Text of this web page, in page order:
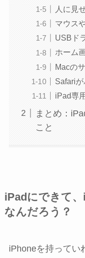
人に見
マウス
USBド
ホーム
Macの
Safari
iPad専
まとめ：
こと
iPadにできて
なんだろう？
iPhoneを持ってい